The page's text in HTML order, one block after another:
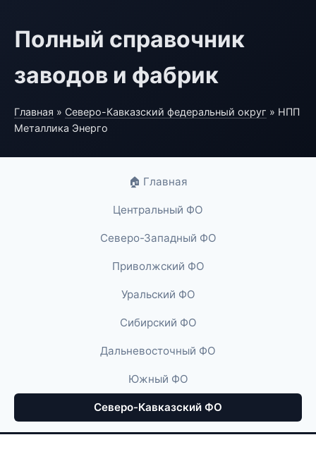
Полный справочник
заводов и фабрик
Главная » Северо-Кавказский федеральный округ » НПП
Металлика Энерго
🏠 Главная
Центральный ФО
Северо-Западный ФО
Приволжский ФО
Уральский ФО
Сибирский ФО
Дальневосточный ФО
Южный ФО
Северо-Кавказский ФО